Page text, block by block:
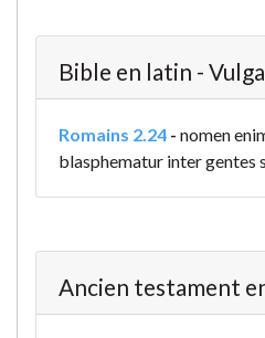
Bible en latin -
Romains 2.24 - nomen
blasphematur inter gentes
Ancien testament